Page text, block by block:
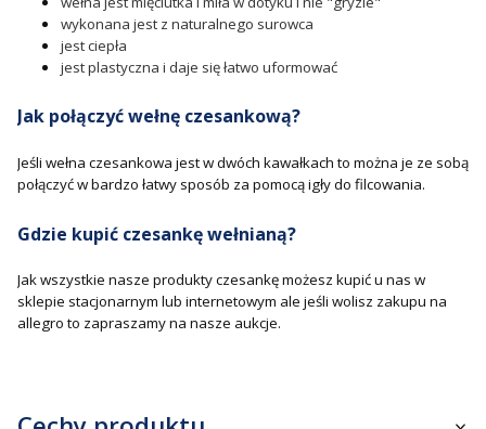
wykonana jest z naturalnego surowca
jest ciepła
jest plastyczna i daje się łatwo uformować
Jak połączyć wełnę czesankową?
Jeśli wełna czesankowa jest w dwóch kawałkach to można je ze sobą
połączyć w bardzo łatwy sposób za pomocą igły do filcowania.
Gdzie kupić czesankę wełnianą?
Jak wszystkie nasze produkty czesankę możesz kupić u nas w
sklepie stacjonarnym lub internetowym ale jeśli wolisz zakupu na
allegro to zapraszamy na nasze aukcje.